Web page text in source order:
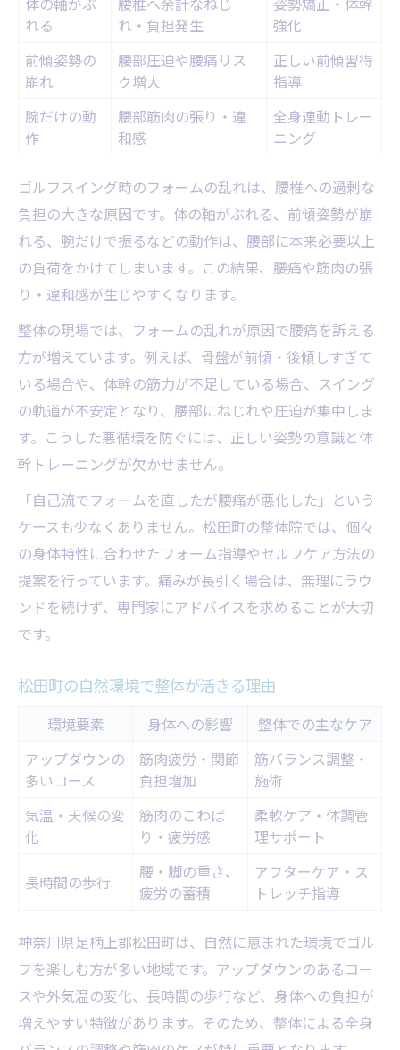
れる
れ・負担発生
強化
前傾姿勢の
崩れ
腰部圧迫や腰痛リス
ク増大
正しい前傾習得
指導
腕だけの動
作
腰部筋肉の張り・違
和感
全身連動トレー
ニング
ゴルフスイング時のフォームの乱れは、腰椎への過剰な
負担の大きな原因です。体の軸がぶれる、前傾姿勢が崩
れる、腕だけで振るなどの動作は、腰部に本来必要以上
の負荷をかけてしまいます。この結果、腰痛や筋肉の張
り・違和感が生じやすくなります。
整体の現場では、フォームの乱れが原因で腰痛を訴える
方が増えています。例えば、骨盤が前傾・後傾しすぎて
いる場合や、体幹の筋力が不足している場合、スイング
の軌道が不安定となり、腰部にねじれや圧迫が集中しま
す。こうした悪循環を防ぐには、正しい姿勢の意識と体
幹トレーニングが欠かせません。
「自己流でフォームを直したが腰痛が悪化した」という
ケースも少なくありません。松田町の整体院では、個々
の身体特性に合わせたフォーム指導やセルフケア方法の
提案を行っています。痛みが長引く場合は、無理にラウ
ンドを続けず、専門家にアドバイスを求めることが大切
です。
松田町の自然環境で整体が活きる理由
環境要素 身体への影響
整体での主なケア
アップダウンの
多いコース
筋肉疲労・関節
負担増加
筋バランス調整・
施術
気温・天候の変
化
筋肉のこわば
り・疲労感
柔軟ケア・体調管
理サポート
長時間の歩行
腰・脚の重さ、
疲労の蓄積
アフターケア・ス
トレッチ指導
神奈川県足柄上郡松田町は、自然に恵まれた環境でゴル
フを楽しむ方が多い地域です。アップダウンのあるコー
スや外気温の変化、長時間の歩行など、身体への負担が
増えやすい特徴があります。そのため、整体による全身